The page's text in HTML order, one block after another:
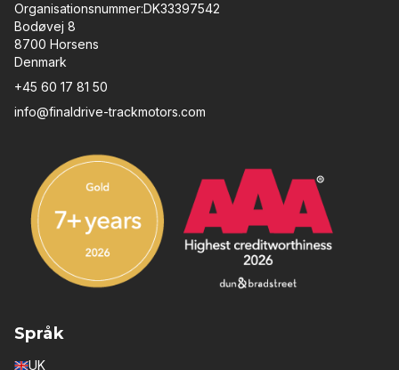
Organisationsnummer:DK33397542
Bodøvej 8
8700 Horsens
Denmark
+45 60 17 81 50
info@finaldrive-trackmotors.com
Språk
UK